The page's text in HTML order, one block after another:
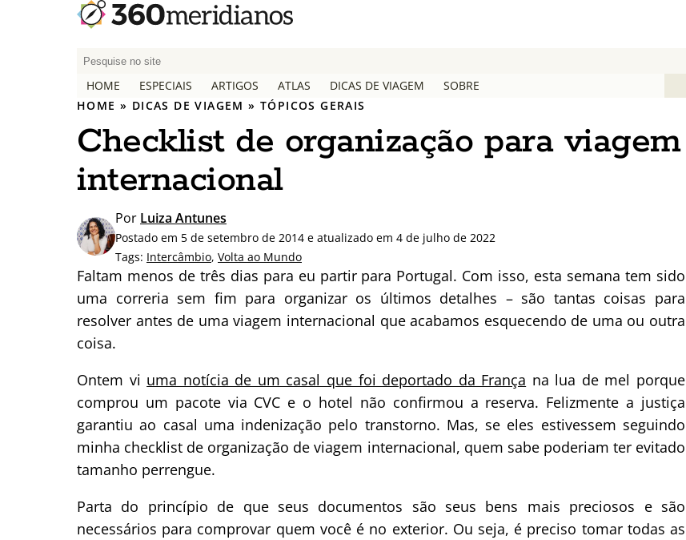
P
q
u
i
s
a
p
o
r
:
HOME ESPECIAIS ARTIGOS ATLAS DICAS DE VIAGEM SOBRE
HOME » DICAS DE VIAGEM »TÓPICOS GERAIS
Checklist de organização para viagem
internacional
Por Luiza Antunes
Postado em 5 de setembro de 2014 e atualizado em 4 de julho de 2022
Tags: Intercâmbio, Volta ao Mundo
Faltam menos de três dias para eu partir para Portugal. Com isso, esta semana tem sido
uma correria sem fim para organizar os últimos detalhes – são tantas coisas para
resolver antes de uma viagem internacional que acabamos esquecendo de uma ou outra
coisa.
Ontem vi uma notícia de um casal que foi deportado da França na lua de mel porque
comprou um pacote via CVC e o hotel não confirmou a reserva. Felizmente a justiça
garantiu ao casal uma indenização pelo transtorno. Mas, se eles estivessem seguindo
minha checklist de organização de viagem internacional, quem sabe poderiam ter evitado
tamanho perrengue.
Parta do princípio de que seus documentos são seus bens mais preciosos e são
necessários para comprovar quem você é no exterior. Ou seja, é preciso tomar todas as